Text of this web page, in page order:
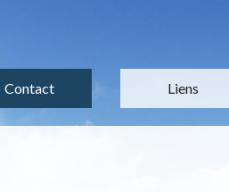
Contact Liens